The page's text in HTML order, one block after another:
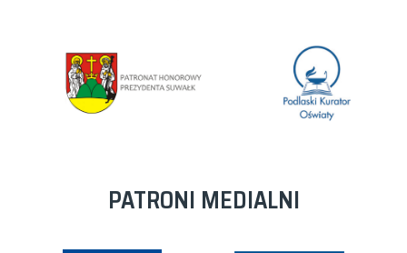
PATRONI MEDIALNI